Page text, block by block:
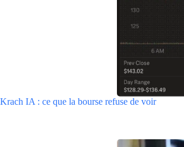
Krach IA : ce que la bourse refuse de voir